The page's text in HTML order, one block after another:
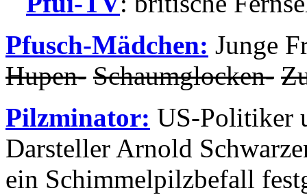
Pfusch-Mädchen: Junge
Hupen- Schaumglocken-
Pilzminator: US-Politiker
Darsteller Arnold
ein Schimmelpilzbefall